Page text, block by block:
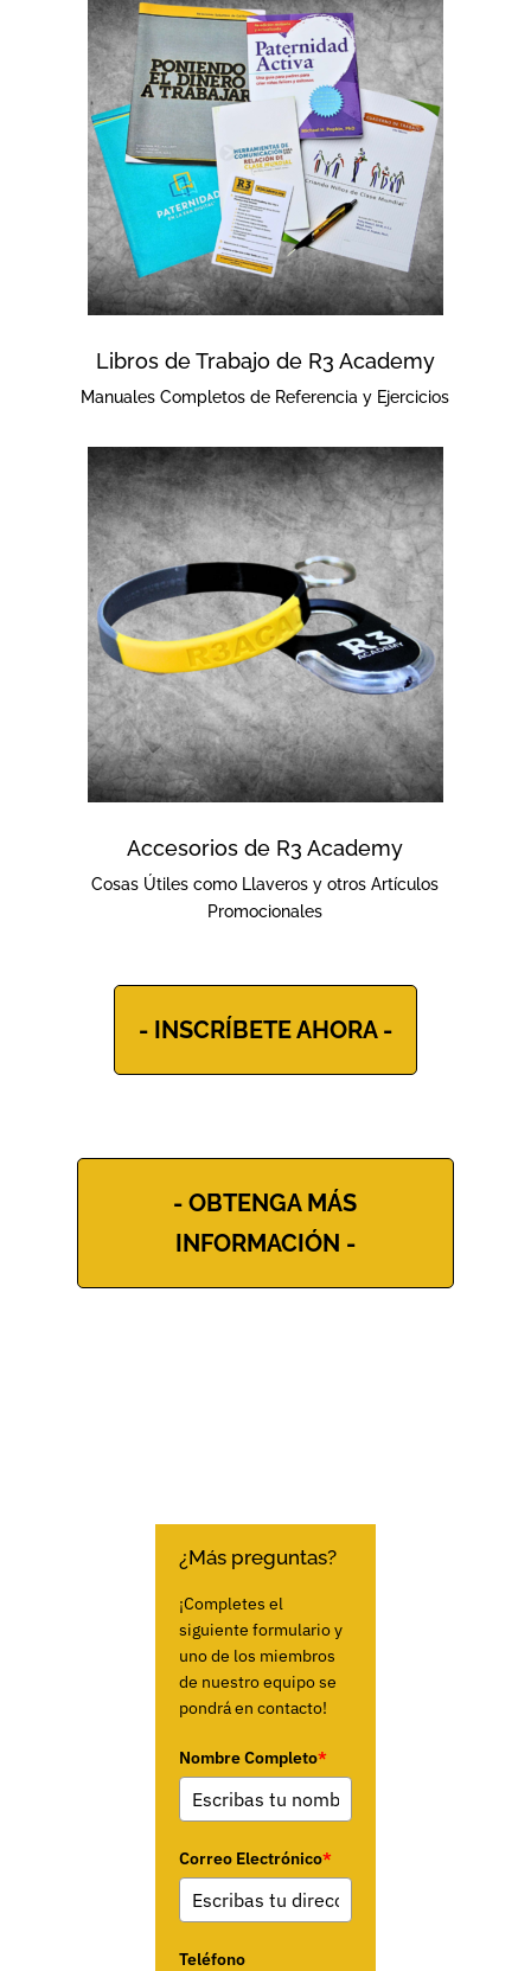
Libros de Trabajo de R3 Academy
Manuales Completos de Referencia y Ejercicios
Accesorios de R3 Academy
Cosas Útiles como Llaveros y otros Artículos
Promocionales
- INSCRÍBETE AHORA -
- OBTENGA MÁS
INFORMACIÓN -
¿Más preguntas?
¡Completes el
siguiente formulario y
uno de los miembros
de nuestro equipo se
pondrá en contacto!
Nombre Completo*
Correo Electrónico*
Teléfono